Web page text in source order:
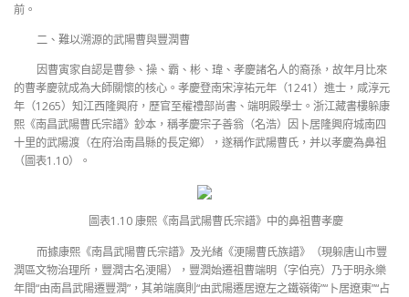
前。
二、難以溯源的武陽曹與豐潤曹
因曹寅家自認是曹參、操、霸、彬、瑋、孝慶諸名人的裔孫，故年月比來
的曹孝慶就成為大師關懷的核心。孝慶登南宋淳祐元年（1241）進士，咸淳元
年（1265）知江西隆興府，歷官至權禮部尚書、端明殿學士。浙江藏書樓躲康
熙《南昌武陽曹氏宗譜》鈔本，稱孝慶宗子善翁（名浩）因卜居隆興府城南四
十里的武陽渡（在府治南昌縣的長定鄉），遂稱作武陽曹氏，并以孝慶為鼻祖
（圖表1.10）。
圖表1.10 康熙《南昌武陽曹氏宗譜》中的鼻祖曹孝慶
而據康熙《南昌武陽曹氏宗譜》及光緒《浭陽曹氏族譜》（現躲唐山市豐
潤區文物治理所，豐潤古名浭陽），豐潤始遷祖曹端明（字伯亮）乃于明永樂
年間“由南昌武陽遷豐潤”，其弟端廣則“由武陽遷居遼左之鐵嶺衛”“卜居遼東”“占